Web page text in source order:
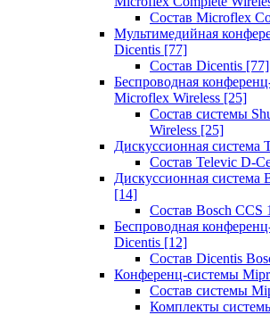
Состав Microflex
Мультимедийная
Dicentis [77]
Состав Dicentis [77]
Беспроводная
Microflex Wireless [25]
Состав системы
Wireless [25]
Дискуссионная система
Состав Televic D-
Дискуссионная система
[14]
Состав Bosch CCS
Беспроводная
Dicentis [12]
Состав Dicentis
Конференц-системы
Состав системы
Комплекты